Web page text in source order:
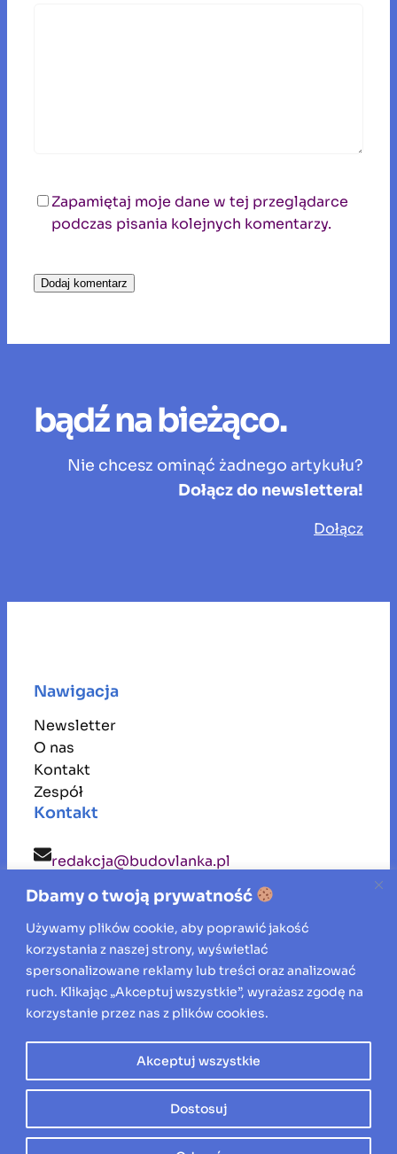
Dbamy o twoją prywatność
Używamy plików cookie, aby poprawić jakość
korzystania z naszej strony, wyświetlać
spersonalizowane reklamy lub treści oraz analizować
ruch. Klikając „Akceptuj wszystkie”, wyrażasz zgodę na
korzystanie przez nas z plików cookies.
Dostosuj
Akceptuj wszystkie
Zapamiętaj moje dane w tej przeglądarce
podczas pisania kolejnych komentarzy.
bądź na bieżąco.
Nie chcesz ominąć żadnego artykułu?
Dołącz do newslettera!
Dołącz
Nawigacja
Newsletter
O nas
Kontakt
Zespół
Kontakt
redakcja@budovlanka.pl
budovlanka
Inspiracje, porady i aktualności ze świata
budownictwa, remontów oraz aranżacji
wnętrz.
Wszelkie prawa zastrzeżone © 2026